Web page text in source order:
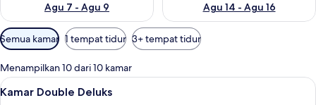
Agu 7 - Agu 9
Agu 14 - Agu 16
Filter
tersedia
untuk
kamar
Semua kamar 1 tempat tidur 3+ tempat tidur
Menampilkan 10 dari 10 kamar
Lihat
semua
Minibar, brankas, Wi-Fi gratis, dan
14
Kamar Double Deluks